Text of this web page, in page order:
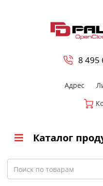
8 495
Адрес
Каталог
Search